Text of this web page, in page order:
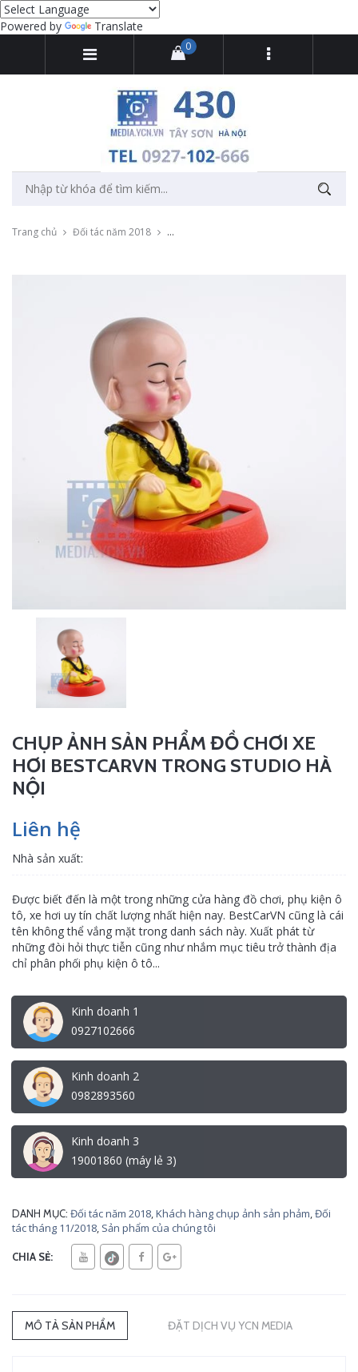
Powered by Translate
0
Trang chủ Đối tác năm 2018 Chụp ảnh sản phẩm đồ chơi xe hơi
CHỤP ẢNH SẢN PHẨM ĐỒ CHƠI XE
HƠI BESTCARVN TRONG STUDIO HÀ
NỘI
Liên hệ
Nhà sản xuất:
Được biết đến là một trong những cửa hàng đồ chơi, phụ kiện ô
tô, xe hơi uy tín chất lượng nhất hiện nay. BestCarVN cũng là cái
tên không thể vắng mặt trong danh sách này. Xuất phát từ
những đòi hỏi thực tiễn cũng như nhắm mục tiêu trở thành địa
chỉ phân phối phụ kiện ô tô...
Kinh doanh 1
0927102666
Kinh doanh 2
0982893560
Kinh doanh 3
19001860 (máy lẻ 3)
DANH MỤC: Đối tác năm 2018,Khách hàng chụp ảnh sản phảm,Đối
tác tháng 11/2018, Sản phẩm của chúng tôi
CHIA SẺ:
MÔ TẢ SẢN PHẨM ĐẶT DỊCH VỤ YCN MEDIA